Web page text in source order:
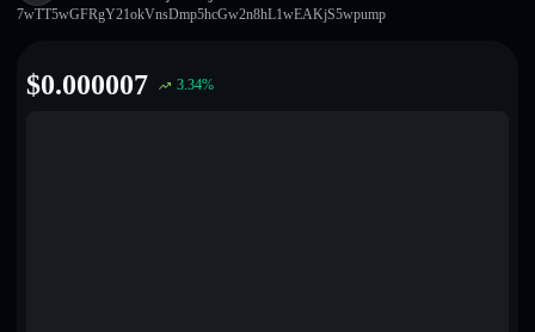
7wTT5wGFRgY21okVnsDmp5hcGw2n8hL1wEAKjS5wpump
$0.000007 3.34%